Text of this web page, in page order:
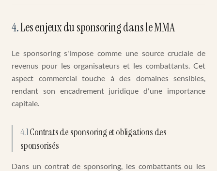
4.Les enjeux du sponsoring dans le MMA
Le sponsoring s'impose comme une source cruciale de
revenus pour les organisateurs et les combattants. Cet
aspect commercial touche à des domaines sensibles,
rendant son encadrement juridique d'une importance
capitale.
4.1Contrats de sponsoring et obligations des
sponsorisés
Dans un contrat de sponsoring, les combattants ou les